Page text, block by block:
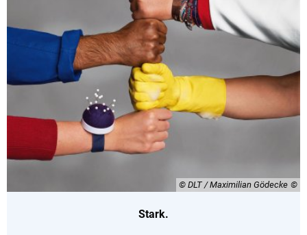
© DLT / Maximilian Gödecke
Stark.